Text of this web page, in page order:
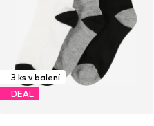
3 ks v balení
DEAL